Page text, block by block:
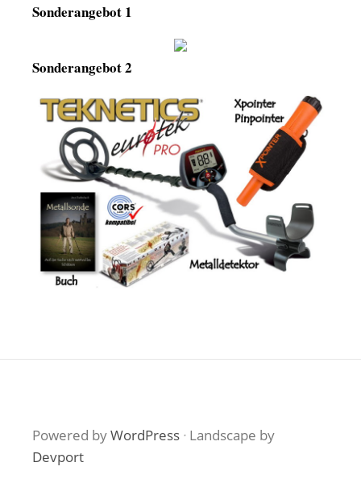
Sonderangebot 1
Sonderangebot 2
Powered byWordPress · Landscape by
Devport